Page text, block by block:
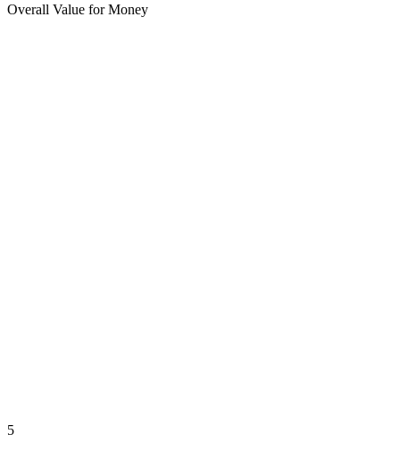
Overall Value for Money
5